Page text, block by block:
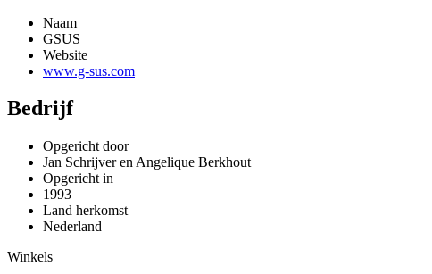
Naam
GSUS
Website
www.g-sus.com
Bedrijf
Opgericht door
Jan Schrijver en Angelique Berkhout
Opgericht in
1993
Land herkomst
Nederland
Winkels